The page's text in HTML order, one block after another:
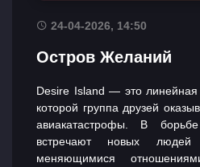
24-04-2026, 14:50
Остров Желаний
Desire Island — это линейная
которой группа друзей
авиакатастрофы. В
встречают новых
меняющимися